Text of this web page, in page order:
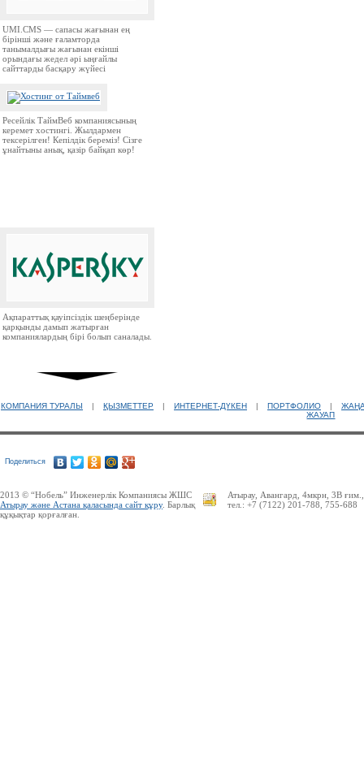
UMI.CMS — сапасы жағынан ең
бірінші және ғаламторда
танымалдығы жағынан екінші
орындағы жедел әрі ыңғайлы
сайттарды басқару жүйесі
Ресейлік ТаймВеб компаниясының
керемет хостингі. Жылдармен
тексерілген! Кепілдік береміз! Сізге
ұнайтыны анық, қазір байқап көр!
Ақпараттық қауіпсіздік шеңберінде
қарқынды дамып жатырған
компаниялардың бірі болып саналады.
Ресей нарығында бірінші орында
тұрған ірі компаниялардың бірі.
КОМПАНИЯ ТУРАЛЫ | ҚЫЗМЕТТЕР | ИНТЕРНЕТ-ДҮКЕН | ПОРТФОЛИО |
ЖАУАП
Поделиться
2013 © “Нобель” Инженерлік Компаниясы ЖШС
Атырау және Астана қаласында сайт құру. Барлық
құқықтар қорғалған.
Атырау, Авангард, 4мкрн, 3В
тел.: +7 (7122) 201-788, 755-688